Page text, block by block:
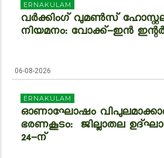
ERNAKULAM
വർക്കിംഗ് വുമൺസ്
നിയമനം: വോക്ക്-ഇൻ
06-08-2026
ERNAKULAM
ഓണാഘോഷം വിപുലമാക്കാൻ
ഭരണകൂടം: ജില്ലാതല
24-ന്